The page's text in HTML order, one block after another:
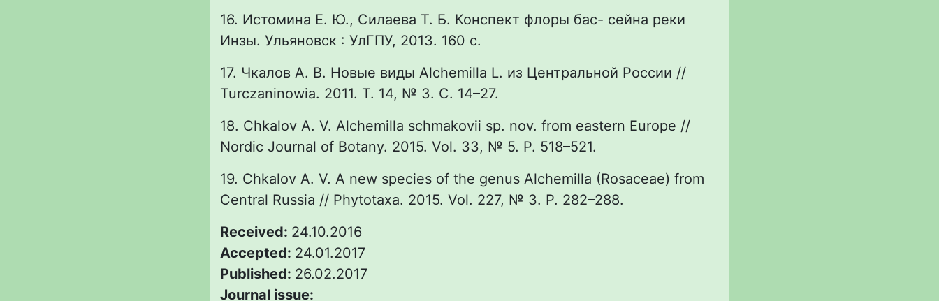
16. Истомина Е. Ю., Силаева Т. Б. Конспект флоры бас- сейна реки
Инзы. Ульяновск : УлГПУ, 2013. 160 с.
17. Чкалов А. В. Новые виды Alchemilla L. из Центральной России //
Turczaninowia. 2011. Т. 14, № 3. С. 14–27.
18. Chkalov A. V. Alchemilla schmakovii sp. nov. from eastern Europe //
Nordic Journal of Botany. 2015. Vol. 33, № 5. P. 518–521.
19. Chkalov A. V. A new species of the genus Alchemilla (Rosaceae) from
Central Russia // Phytotaxa. 2015. Vol. 227, № 3. P. 282–288.
Received: 24.10.2016
Accepted: 24.01.2017
Published: 26.02.2017
Journal issue: